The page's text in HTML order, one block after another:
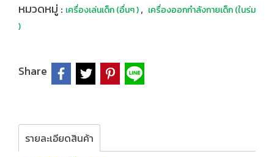
หมวดหมู่ : เครื่องเล่นเด็ก (อื่นๆ ), เครื่องออกกำลังกายเด็ก (ในร่ม
)
Share
รายละเอียดสินค้า